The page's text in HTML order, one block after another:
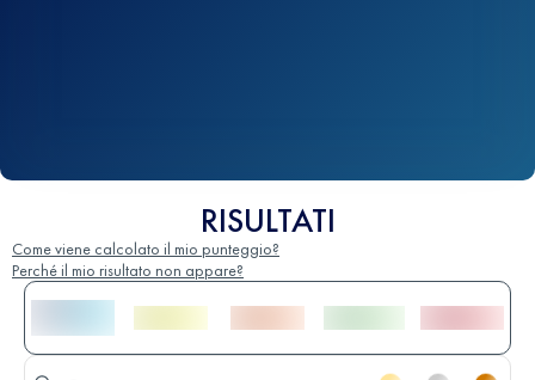
RISULTATI
Come viene calcolato il mio punteggio?
Perché il mio risultato non appare?